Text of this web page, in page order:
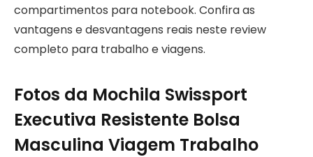
compartimentos para notebook. Confira as
vantagens e desvantagens reais neste review
completo para trabalho e viagens.
Fotos da Mochila Swissport
Executiva Resistente Bolsa
Masculina Viagem Trabalho